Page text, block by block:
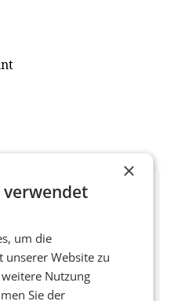
XING Teilen
×
verwendet
um die
Website zu
Nutzung
Sie der